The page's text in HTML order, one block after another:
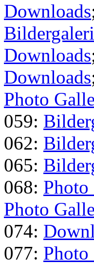
Downloads
Downloads
Downloads
Photo
059:
062:
065:
068:
Photo
074:
077: